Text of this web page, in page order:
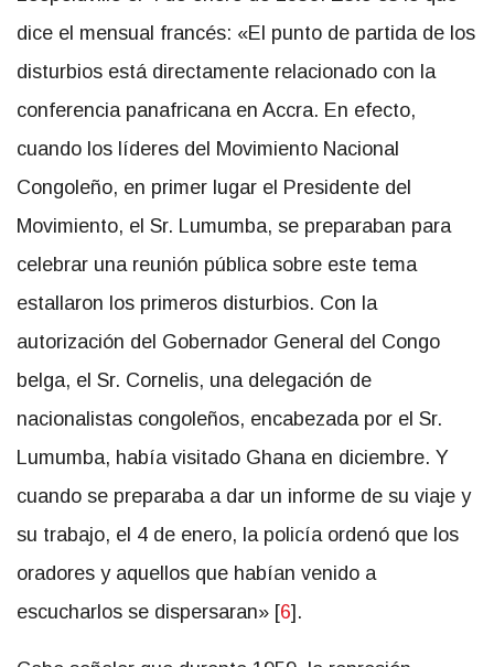
dice el mensual francés: «El punto de partida de los
disturbios está directamente relacionado con la
conferencia panafricana en Accra. En efecto,
cuando los líderes del Movimiento Nacional
Congoleño, en primer lugar el Presidente del
Movimiento, el Sr. Lumumba, se preparaban para
celebrar una reunión pública sobre este tema
estallaron los primeros disturbios. Con la
autorización del Gobernador General del Congo
belga, el Sr. Cornelis, una delegación de
nacionalistas congoleños, encabezada por el Sr.
Lumumba, había visitado Ghana en diciembre. Y
cuando se preparaba a dar un informe de su viaje y
su trabajo, el 4 de enero, la policía ordenó que los
oradores y aquellos que habían venido a
escucharlos se dispersaran» [6].